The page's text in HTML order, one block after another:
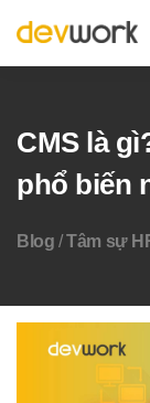
CMS là
phổ biến
Blog / Tâm sự